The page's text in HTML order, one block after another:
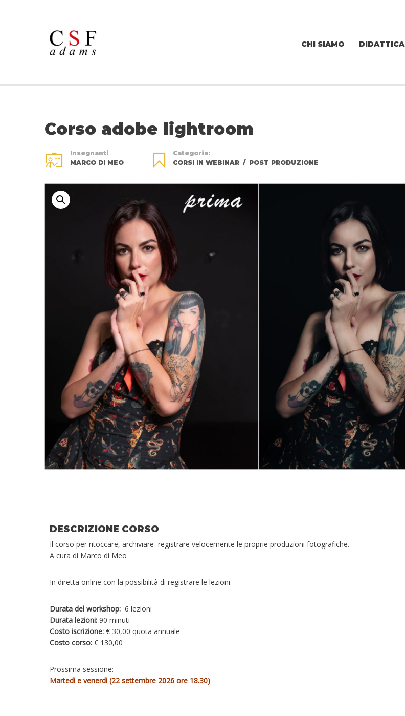
CHI SIAMO DIDATTICA
Corso adobe lightroom
Insegnanti
MARCO DI MEO
Categoria:
CORSI IN WEBINAR / POST PRODUZIONE
DESCRIZIONE CORSO
Il corso per ritoccare, archiviare registrare velocemente le proprie produzioni fotografiche.
A cura di Marco di Meo
In diretta online con la possibilità di registrare le lezioni.
Durata del workshop: 6 lezioni
Durata lezioni: 90 minuti
Costo iscrizione: € 30,00 quota annuale
Costo corso: € 130,00
Prossima sessione:
Martedì e venerdì (22 settembre 2026 ore 18.30)